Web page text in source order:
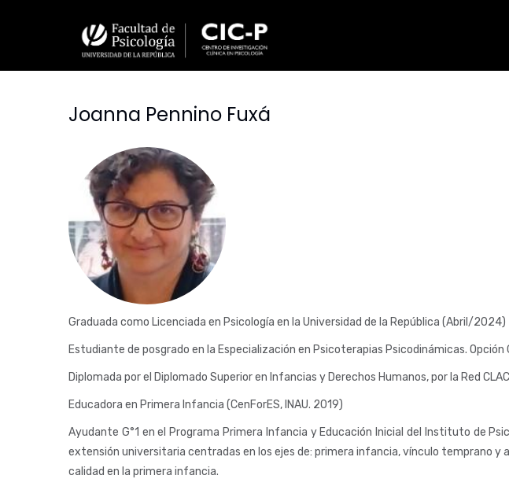
principal
Joanna Pennino Fuxá
Fotografía
Graduada como Licenciada en Psicología en la Universidad de la República (Abril/2024)
Estudiante de posgrado en la Especialización en Psicoterapias Psicodinámicas.
Diplomada por el Diplomado Superior en Infancias y Derechos Humanos, por la Red
Educadora en Primera Infancia (CenForES, INAU. 2019)
Ayudante G°1 en el Programa Primera Infancia y Educación Inicial del Instituto de
extensión universitaria centradas en los ejes de: primera infancia, vínculo temprano
calidad en la primera infancia.